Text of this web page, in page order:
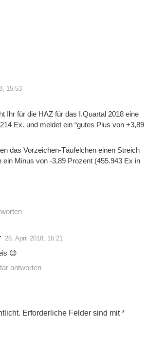
15:53
Ihr für die HAZ für das I.Quartal 2018 eine
Ex. und meldet ein “gutes Plus von +3,89
das Vorzeichen-Täufelchen einen Streich
Minus von -3,89 Prozent (455.943 Ex in
26. April 2018, 16:21
😉
antworten
Erforderliche Felder sind mit*